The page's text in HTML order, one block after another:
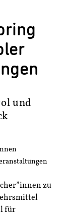
und
nnen
zu
für